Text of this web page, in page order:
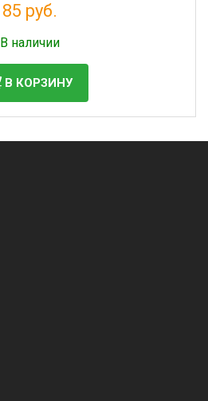
85 руб.
В наличии
В КОРЗИНУ